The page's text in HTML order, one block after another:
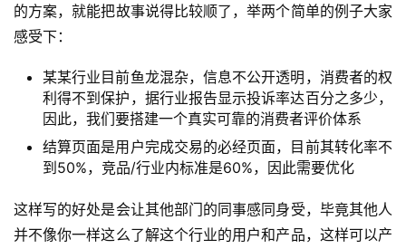
的方案，就能把故事说得比较顺了，举两个简单的例子大家
感受下：
某某行业目前鱼龙混杂，信息不公开透明，消费者的权
利得不到保护，据行业报告显示投诉率达百分之多少，
因此，我们要搭建一个真实可靠的消费者评价体系
结算页面是用户完成交易的必经页面，目前其转化率不
到50%，竞品/行业内标准是60%，因此需要优化
这样写的好处是会让其他部门的同事感同身受，毕竟其他人
并不像你一样这么了解这个行业的用户和产品，这样可以产